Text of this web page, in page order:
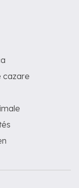
cazare